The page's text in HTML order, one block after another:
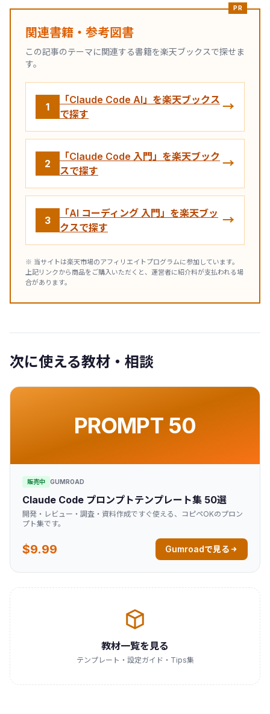
PR
関連書籍・参考図書
この記事のテーマに関連する書籍を楽天ブックスで探せま
す。
1
「Claude Code AI」を楽天ブックス
で探す
→
2
「Claude Code 入門」を楽天ブック
スで探す
→
3
「AI コーディング 入門」を楽天ブッ
クスで探す
→
※ 当サイトは楽天市場のアフィリエイトプログラムに参加しています。
上記リンクから商品をご購入いただくと、運営者に紹介料が支払われる場
合があります。
次に使える教材・相談
PROMPT 50
販売中 GUMROAD
Claude Code プロンプトテンプレート集 50選
開発・レビュー・調査・資料作成ですぐ使える、コピペOKのプロン
プト集です。
$9.99 Gumroadで見る
教材一覧を見る
テンプレート・設定ガイド・Tips集